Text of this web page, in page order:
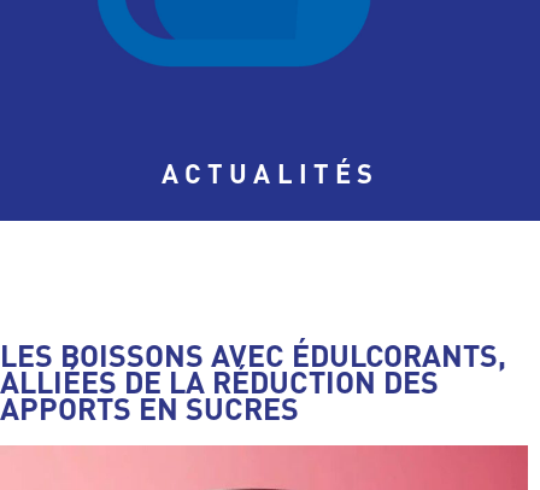
ACTUALITÉS
LES BOISSONS AVEC ÉDULCORANTS,
ALLIÉES DE LA RÉDUCTION DES
APPORTS EN SUCRES